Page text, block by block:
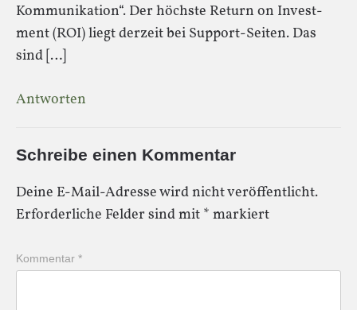
Kommunikation“. Der höchste Return on Invest­
ment (ROI) liegt der­zeit bei Support-Seiten. Das
sind […]
Antworten
Schreibe einen Kommentar
Deine E-Mail-Adresse wird nicht veröffentlicht.
Erforderliche Felder sind mit * markiert
Kommentar *